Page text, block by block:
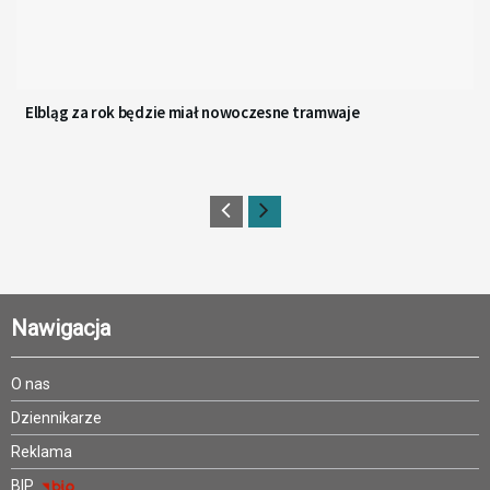
Elbląg za rok będzie miał nowoczesne tramwaje
Nawigacja
O nas
Dziennikarze
Reklama
BIP